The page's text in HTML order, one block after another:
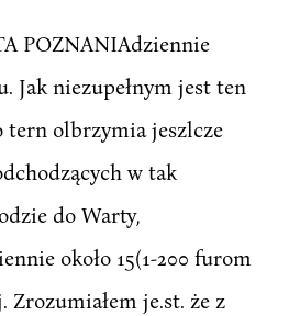
POZNANIAdziennie
Jak niezupełnym jest ten
tern olbrzymia jeszlcze
w tak
do Warty,
około 15(1-200 furom
Zrozumiałem je.st. że z